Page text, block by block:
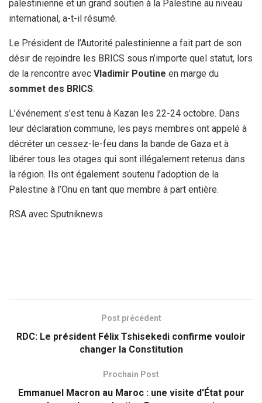
palestinienne et un grand soutien à la Palestine au niveau
international, a-t-il résumé.
Le Président de l’Autorité palestinienne a fait part de son
désir de rejoindre les BRICS sous n’importe quel statut, lors
de la rencontre avec Vladimir Poutine en marge du
sommet des BRICS.
L’événement s’est tenu à Kazan les 22-24 octobre. Dans
leur déclaration commune, les pays membres ont appelé à
décréter un cessez-le-feu dans la bande de Gaza et à
libérer tous les otages qui sont illégalement retenus dans
la région. Ils ont également soutenu l’adoption de la
Palestine à l’Onu en tant que membre à part entière.
RSA avec Sputniknews
Post précédent
RDC: Le président Félix Tshisekedi confirme vouloir
changer la Constitution
Prochain Post
Emmanuel Macron au Maroc : une visite d'État pour